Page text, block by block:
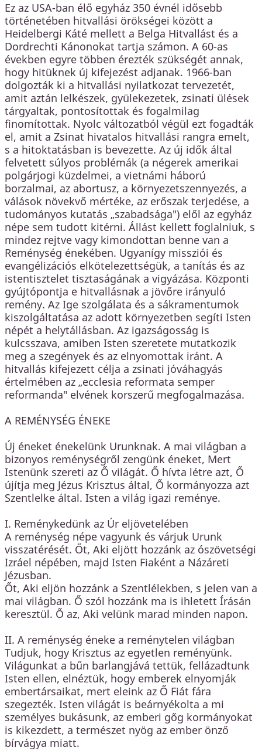
Ez az USA-ban élő egyház 350 évnél idősebb
történetében hitvallási örökségei között a
Heidelbergi Káté mellett a Belga Hitvallást és a
Dordrechti Kánonokat tartja számon. A 60-as
években egyre többen érezték szükségét annak,
hogy hitüknek új kifejezést adjanak. 1966-ban
dolgozták ki a hitvallási nyilatkozat tervezetét,
amit aztán lelkészek, gyülekezetek, zsinati ülések
tárgyaltak, pontosítottak és fogalmilag
finomítottak. Nyolc változatból végül ezt fogadták
el, amit a Zsinat hivatalos hitvallási rangra emelt,
s a hitoktatásban is bevezette. Az új idők által
felvetett súlyos problémák (a négerek amerikai
polgárjogi küzdelmei, a vietnámi háború
borzalmai, az abortusz, a környezetszennyezés, a
válások növekvő mértéke, az erőszak terjedése, a
tudományos kutatás „szabadsága") elől az egyház
népe sem tudott kitérni. Állást kellett foglalniuk, s
mindez rejtve vagy kimondottan benne van a
Reménység énekében. Ugyanígy missziói és
evangélizációs elkötelezettségük, a tanítás és az
istentisztelet tisztaságának a vigyázása. Központi
gyújtópontja e hitvallásnak a jövőre irányuló
remény. Az Ige szolgálata és a sákramentumok
kiszolgáltatása az adott környezetben segíti Isten
népét a helytállásban. Az igazságosság is
kulcsszava, amiben Isten szeretete mutatkozik
meg a szegények és az elnyomottak iránt. A
hitvallás kifejezett célja a zsinati jóváhagyás
értelmében az „ecclesia reformata semper
reformanda" elvének korszerű megfogalmazása.
A REMÉNYSÉG ÉNEKE
Új éneket énekelünk Urunknak. A mai világban a
bizonyos reménységről zengünk éneket, Mert
Istenünk szereti az Ő világát. Ő hívta létre azt, Ő
újítja meg Jézus Krisztus által, Ő kormányozza azt
Szentlelke által. Isten a világ igazi reménye.
I. Reménykedünk az Úr eljövetelében
A reménység népe vagyunk és várjuk Urunk
visszatérését. Őt, Aki eljött hozzánk az ószövetségi
Izráel népében, majd Isten Fiaként a Názáreti
Jézusban.
Őt, Aki eljön hozzánk a Szentlélekben, s jelen van a
mai világban. Ő szól hozzánk ma is ihletett Írásán
keresztül. Ő az, Aki velünk marad minden napon.
II. A reménység éneke a reménytelen világban
Tudjuk, hogy Krisztus az egyetlen reményünk.
Világunkat a bűn barlangjává tettük, fellázadtunk
Isten ellen, elnéztük, hogy emberek elnyomják
embertársaikat, mert eleink az Ő Fiát fára
szegezték. Isten világát is beárnyékolta a mi
személyes bukásunk, az emberi gőg kormányokat
is kikezdett, a természet nyög az ember önző
bírvágya miatt.